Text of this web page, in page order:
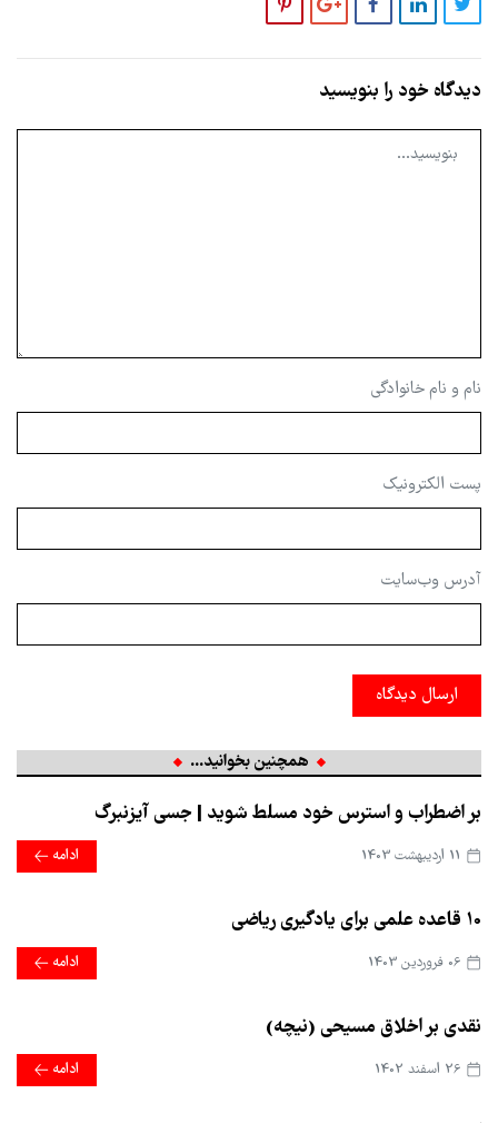
دیدگاه خود را بنویسید
نام و نام خانوادگی
پست الکترونیک
آدرس وب‌سایت
ارسال دیدگاه
همچنین بخوانید...
بر اضطراب و استرس خود مسلط شوید | جسی آیزنبرگ
ادامه
10 قاعده علمی برای یادگیری ریاضی
ادامه
نقدی بر اخلاق مسیحی (نیچه)
ادامه